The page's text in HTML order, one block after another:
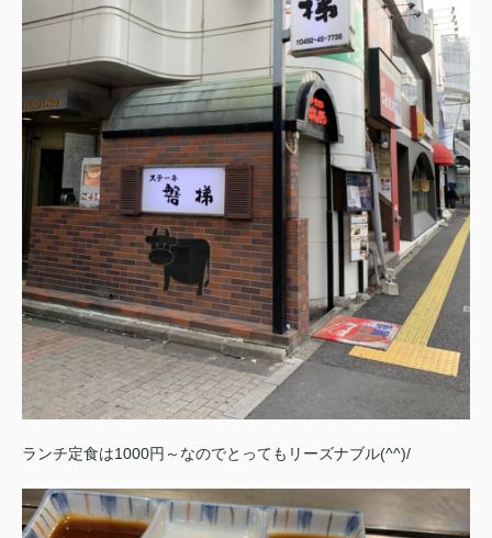
ランチ定食は1000円～なのでとってもリーズナブル(^^)/